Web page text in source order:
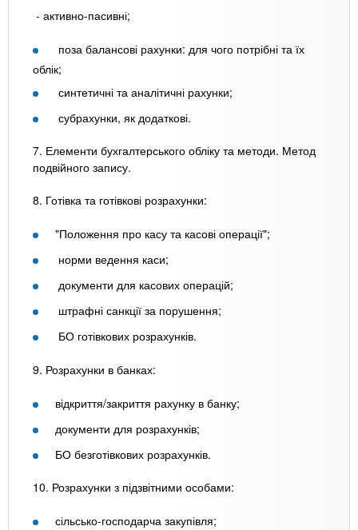
- активно-пасивні;
поза балансові рахунки: для чого потрібні та їх
облік;
синтетичні та аналітичні рахунки;
субрахунки, як додаткові.
7. Елементи бухгалтерського обліку та методи. Метод
подвійного запису.
8. Готівка та готівкові розрахунки:
"Положення про касу та касові операції";
норми ведення каси;
документи для касових операцій;
штрафні санкції за порушення;
БО готівкових розрахунків.
9. Розрахунки в банках:
відкриття/закриття рахунку в банку;
документи для розрахунків;
БО безготівкових розрахунків.
10. Розрахунки з підзвітними особами:
сільсько-господарча закупівля;